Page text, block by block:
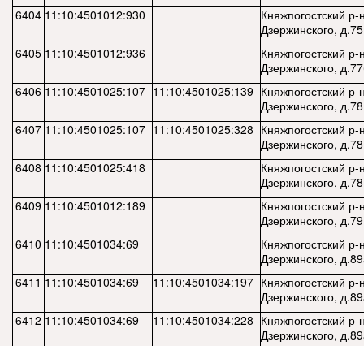
6404 11:10:4501012:930
Княжпогостский
Дзержинского, д.75
6405 11:10:4501012:936
Княжпогостский
Дзержинского,
6406 11:10:4501025:107 11:10:4501025:139 Княжпогостский
Дзержинского, д.78
6407 11:10:4501025:107 11:10:4501025:328 Княжпогостский
Дзержинского, д.78
6408 11:10:4501025:418
Княжпогостский
Дзержинского, д.78
6409 11:10:4501012:189
Княжпогостский
Дзержинского, д.79
6410 11:10:4501034:69
Княжпогостский
Дзержинского,
6411 11:10:4501034:69 11:10:4501034:197 Княжпогостский
Дзержинского,
6412 11:10:4501034:69 11:10:4501034:228 Княжпогостский
Дзержинского,